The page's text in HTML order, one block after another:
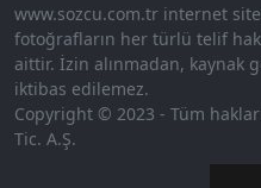
www.sozcu.com.tr internet
fotoğrafların her türlü telif
aittir. İzin alınmadan, kaynak
iktibas edilemez.
Copyright © 2023 - Tüm
Tic. A.Ş.